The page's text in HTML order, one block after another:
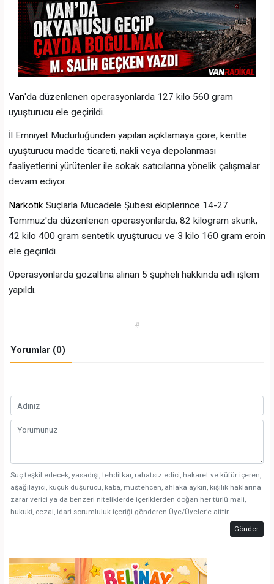
Van'da düzenlenen operasyonlarda 127 kilo 560 gram
uyuşturucu ele geçirildi.
İl Emniyet Müdürlüğünden yapılan açıklamaya göre, kentte
uyuşturucu madde ticareti, nakli veya depolanması
faaliyetlerini yürütenler ile sokak satıcılarına yönelik çalışmalar
devam ediyor.
NarkotikSuçlarla Mücadele Şubesi ekiplerince 14-27
Temmuz'da düzenlenen operasyonlarda, 82 kilogram skunk,
42 kilo 400 gram sentetik uyuşturucu ve 3 kilo 160 gram eroin
ele geçirildi.
Operasyonlarda gözaltına alınan 5 şüpheli hakkında adli işlem
yapıldı.
#
Yorumlar (0)
Suç teşkil edecek, yasadışı, tehditkar, rahatsız edici, hakaret ve küfür içeren,
aşağılayıcı, küçük düşürücü, kaba, müstehcen, ahlaka aykırı, kişilik haklarına
zarar verici ya da benzeri niteliklerde içeriklerden doğan her türlü mali,
hukuki, cezai, idari sorumluluk içeriği gönderen Üye/Üyeler’e aittir.
Gönder